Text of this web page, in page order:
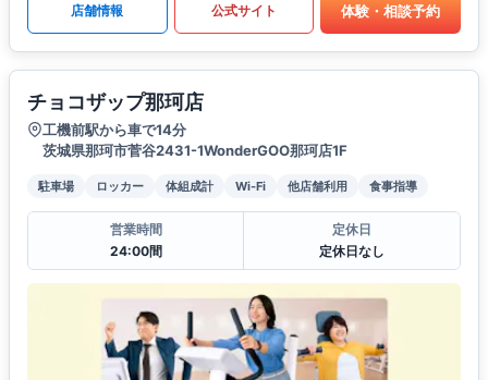
店舗情報 公式サイト 体験・相談予約
チョコザップ那珂店
工機前駅から車で14分
茨城県那珂市菅谷2431-1WonderGOO那珂店1F
駐車場 ロッカー 体組成計 Wi-Fi 他店舗利用 食事指導
営業時間
24:00間
定休日
定休日なし